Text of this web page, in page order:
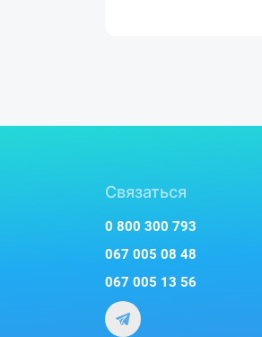
Связаться
0 800 300 793
067 005 08 48
067 005 13 56